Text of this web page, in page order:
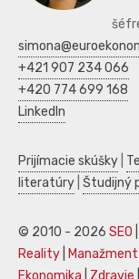
+421 907 234 066
+420 774 699 168
LinkedIn
Prijímacie skúšky
literatúry Študijný
© 2010 - 2026 SEO
Reality
Manažment
Ekonomika
Zdravie